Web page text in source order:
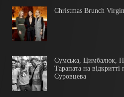
Christmas Brunch
Сумська, Цимбалюк,
Тарапата на відкритті
Суровцева